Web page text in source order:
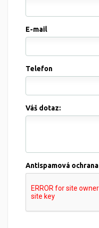
E-mail
Telefon
Váš dotaz:
Antispamová ochrana